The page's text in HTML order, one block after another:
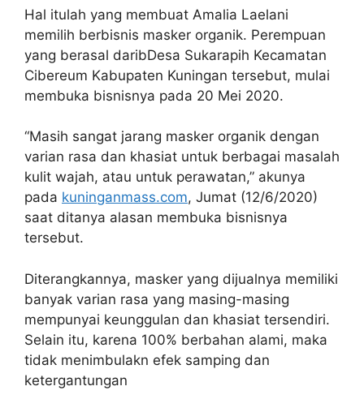
Hal itulah yang membuat Amalia Laelani
memilih berbisnis masker organik. Perempuan
yang berasal daribDesa Sukarapih Kecamatan
Cibereum Kabupaten Kuningan tersebut, mulai
membuka bisnisnya pada 20 Mei 2020.
“Masih sangat jarang masker organik dengan
varian rasa dan khasiat untuk berbagai masalah
kulit wajah, atau untuk perawatan,” akunya
pada kuninganmass.com, Jumat (12/6/2020)
saat ditanya alasan membuka bisnisnya
tersebut.
Diterangkannya, masker yang dijualnya memiliki
banyak varian rasa yang masing-masing
mempunyai keunggulan dan khasiat tersendiri.
Selain itu, karena 100% berbahan alami, maka
tidak menimbulakn efek samping dan
ketergantungan